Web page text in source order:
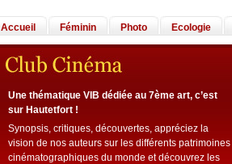
Accueil Féminin Photo Ecologie
Une thématique VIB dédiée au 7ème art, c’est
sur Hautetfort !
Synopsis, critiques, découvertes, appréciez la
vision de nos auteurs sur les différents patrimoines
cinématographiques du monde et découvrez les